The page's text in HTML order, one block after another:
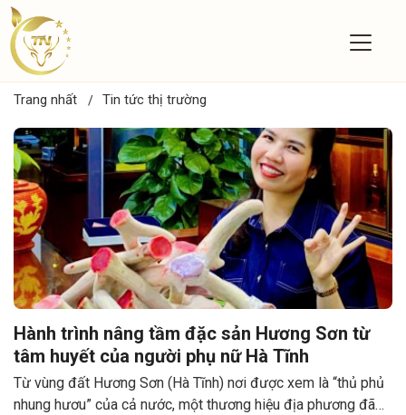
Trang nhất Tin tức thị trường
Hành trình nâng tầm đặc sản Hương Sơn từ
tâm huyết của người phụ nữ Hà Tĩnh
Từ vùng đất Hương Sơn (Hà Tĩnh) nơi được xem là “thủ phủ
nhung hươu” của cả nước, một thương hiệu địa phương đã